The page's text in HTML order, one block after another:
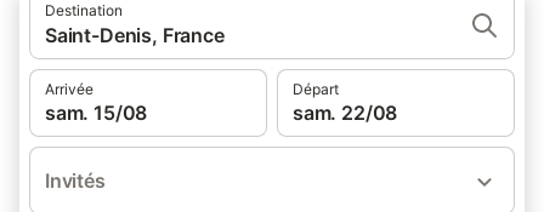
Destination
Saint-Denis, France
Arrivée
sam. 15/08
Départ
sam. 22/08
Invités